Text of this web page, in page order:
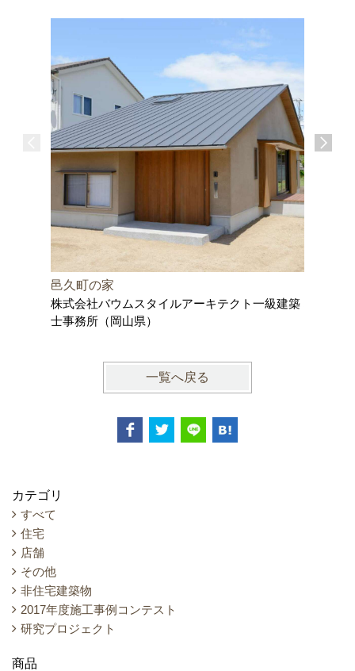
邑久町の家
株式会社バウムスタイルアーキテクト一級建築
士事務所（岡山県）
一覧へ戻る
カテゴリ
すべて
住宅
店舗
その他
非住宅建築物
2017年度施工事例コンテスト
研究プロジェクト
商品